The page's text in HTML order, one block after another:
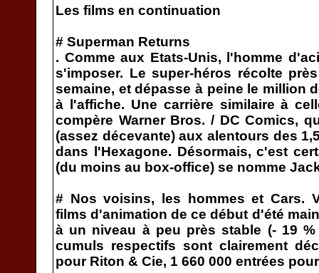
Les films en continuation
# Superman Returns
. Comme aux Etats-Unis, l'homme
s'imposer. Le super-héros récolte
semaine, et dépasse à peine le million
à l'affiche. Une carrière similaire à
compère Warner Bros. / DC Comics,
(assez décevante) aux alentours des
dans l'Hexagone. Désormais, c'est
(du moins au box-office) se nomme
# Nos voisins, les hommes et Cars.
films d'animation de ce début d'été
à un niveau à peu près stable (- 19
cumuls respectifs sont clairement
pour Riton & Cie, 1 660 000 entrées